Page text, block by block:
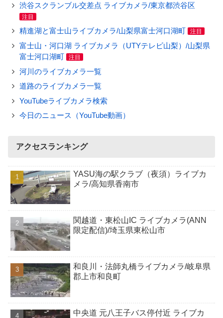
渋谷スクランブル交差点 ライブカメラ/東京都渋谷区
注目
精進湖と富士山ライブカメラ/山梨県富士河口湖町 注目
富士山・河口湖 ライブカメラ（UTYテレビ山梨）/山梨県
富士河口湖町
注目
河川のライブカメラ一覧
道路のライブカメラ一覧
YouTubeライブカメラ検索
今日のニュース（YouTube動画）
アクセスランキング
YASU海の駅クラブ（夜須）ライブカ
メラ/高知県香南市
関越道・東松山IC ライブカメラ(ANN
限定配信)/埼玉県東松山市
和良川・法師丸橋ライブカメラ/岐阜県
郡上市和良町
中央道 元八王子バス停付近 ライブカ